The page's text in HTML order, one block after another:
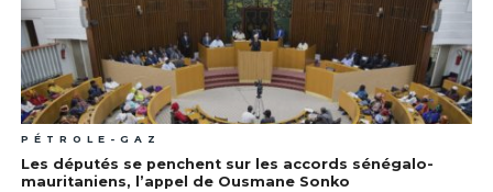
PÉTROLE-GAZ
Les députés se penchent sur les accords sénégalo-
mauritaniens, l’appel de Ousmane Sonko